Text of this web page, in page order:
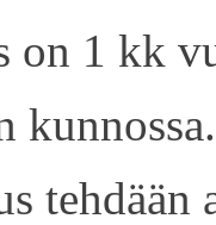
on 1 kk
kunnossa.
tehdään